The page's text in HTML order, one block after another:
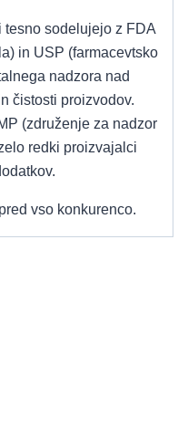
sodelujejo z FDA
in USP (farmacevtsko
nadzora nad
čistosti proizvodov.
(združenje za nadzor
redki proizvajalci
vso konkurenco.